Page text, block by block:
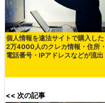
個人情報を違法サイトで購入した
2万4000人のクレカ情報・住所・
電話番号・IPアドレスなどが流出
<< 次の記事